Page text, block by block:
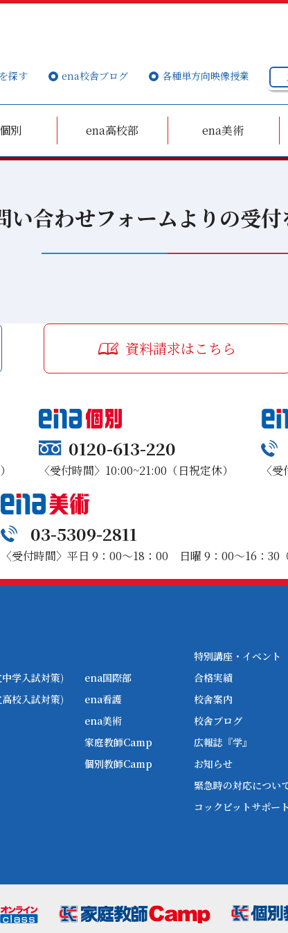
探す ena校舎ブログ 各種単方向映像授業
別 ena高校部 ena美術
い合わせフォームよりの受付
資料請求はこちら
0120-613-220
〈受付時間〉10:00~21:00（日祝定休） 〈
03-5309-2811
〈受付時間〉平日 9：00～18：00 日曜 9：00～16：30
学入試対策)
校入試対策)
ena国際部
ena看護
ena美術
家庭教師Camp
個別教師Camp
特別講座・イベント
合格実績
校舎案内
校舎ブログ
広報誌『学』
お知らせ
緊急時の対応につい
コックピットサポート